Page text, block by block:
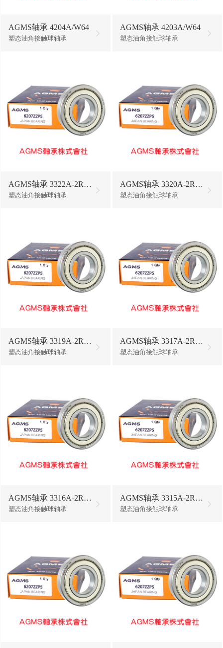
AGMS轴承 4204A/W64
塑态油角接触球轴承
AGMS轴承 4203A/W64
塑态油角接触球轴承
AGMS轴承 3322A-2RS1/W64
塑态油角接触球轴承
AGMS轴承 3320A-2RS1/W64
塑态油角接触球轴承
AGMS轴承 3319A-2RS1/W64
塑态油角接触球轴承
AGMS轴承 3317A-2RS1/W64
塑态油角接触球轴承
AGMS轴承 3316A-2RS1/W64
塑态油角接触球轴承
AGMS轴承 3315A-2RS1/W64
塑态油角接触球轴承